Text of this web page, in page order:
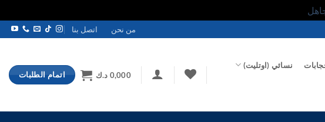
من نحن اتصل بنا
نسائي (اوتليت)
0,000 د.ك اتمام الطلبات